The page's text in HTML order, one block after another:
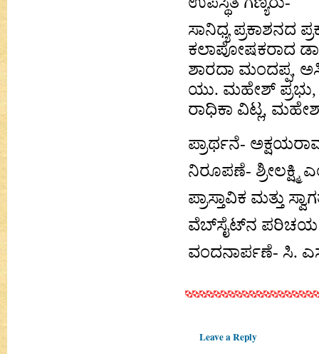
ಸಾನಿಧ್ಯ ಪ್ರಕಾಶನದ
ಕಲಾಪೋಷಕರಾದ
ಶಾರದಾ ಮಂದಪ್ಪ,
ಯು. ಮಹೇಶ್ ಪ್ರಭು,
ರಾಧಿಕಾ ವಿಟ್ಲ,
ಪ್ರಾರ್ಥನೆ-
ನಿರೂಪಣೆ- ಶ್ರೀಲಕ್ಷ್ಮಿ
ಪ್ರಾಸ್ತಾವಿಕ ಮತ್ತು
ವೆಬ್‌ಸೈಟ್‌ನ ಪರಿಚಯ
ವಂದನಾರ್ಪಣೆ- ಸಿ.
Leave a Reply